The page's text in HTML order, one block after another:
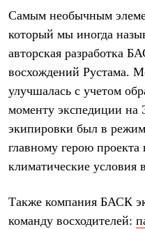
Где купить
Самым необычным
который мы иногда
авторская разработка
восхождений Рустама.
улучшалась с учетом
моменту экспедиции на
экипировки был в
главному герою
климатические условия
Также компания БАСК
команду восходителей: